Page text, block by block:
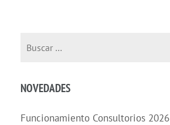
NOVEDADES
Funcionamiento Consultorios 2026